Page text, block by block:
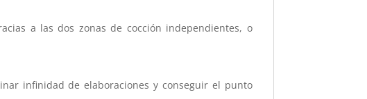
a las dos zonas de cocción independientes, o
infinidad de elaboraciones y conseguir el punto